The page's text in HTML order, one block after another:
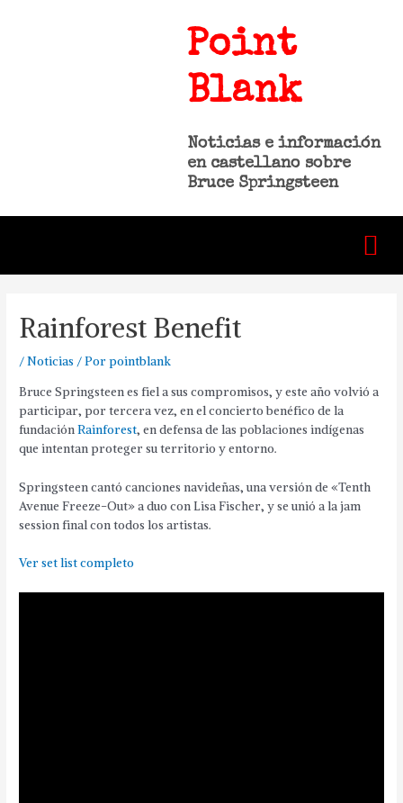
Point
Blank
Noticias e información
en castellano sobre
Bruce Springsteen
Rainforest Benefit
/Noticias / Porpointblank
Bruce Springsteen es fiel a sus compromisos, y este año volvió a
participar, por tercera vez, en el concierto benéfico de la
fundaciónRainforest, en defensa de las poblaciones indígenas
que intentan proteger su territorio y entorno.
Springsteen cantó canciones navideñas, una versión de «Tenth
Avenue Freeze-Out» a duo con Lisa Fischer, y se unió a la jam
session final con todos los artistas.
Ver set list completo